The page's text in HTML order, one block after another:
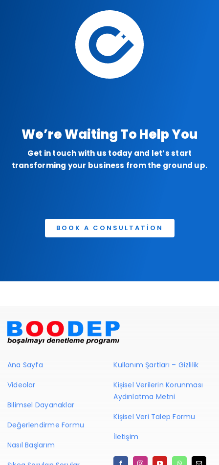
We’re Waiting To Help You
Get in touch with us today and let’s start
transforming your business from the ground up.
BOOK A CONSULTATION
Ana Sayfa
Videolar
Bilimsel Dayanaklar
Değerlendirme Formu
Nasıl Başlarım
Kullanım Şartları – Gizlilik
Kişisel Verilerin Korunması
Aydınlatma Metni
Kişisel Veri Talep Formu
İletişim